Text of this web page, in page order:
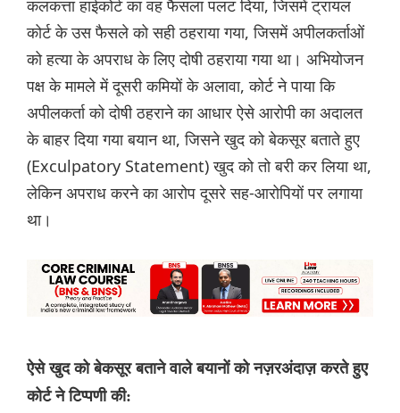
कलकत्ता हाईकोर्ट का वह फैसला पलट दिया, जिसमें ट्रायल
कोर्ट के उस फैसले को सही ठहराया गया, जिसमें अपीलकर्ताओं
को हत्या के अपराध के लिए दोषी ठहराया गया था। अभियोजन
पक्ष के मामले में दूसरी कमियों के अलावा, कोर्ट ने पाया कि
अपीलकर्ता को दोषी ठहराने का आधार ऐसे आरोपी का अदालत
के बाहर दिया गया बयान था, जिसने खुद को बेकसूर बताते हुए
(Exculpatory Statement) खुद को तो बरी कर लिया था,
लेकिन अपराध करने का आरोप दूसरे सह-आरोपियों पर लगाया
था।
ऐसे खुद को बेकसूर बताने वाले बयानों को नज़रअंदाज़ करते हुए
कोर्ट ने टिप्पणी की: